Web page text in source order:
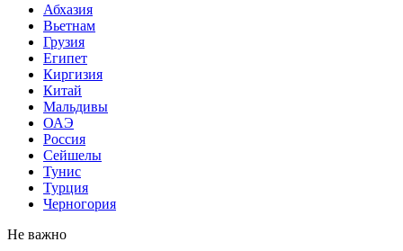
Абхазия
Вьетнам
Грузия
Египет
Киргизия
Китай
Мальдивы
ОАЭ
Россия
Сейшелы
Тунис
Турция
Черногория
Не важно